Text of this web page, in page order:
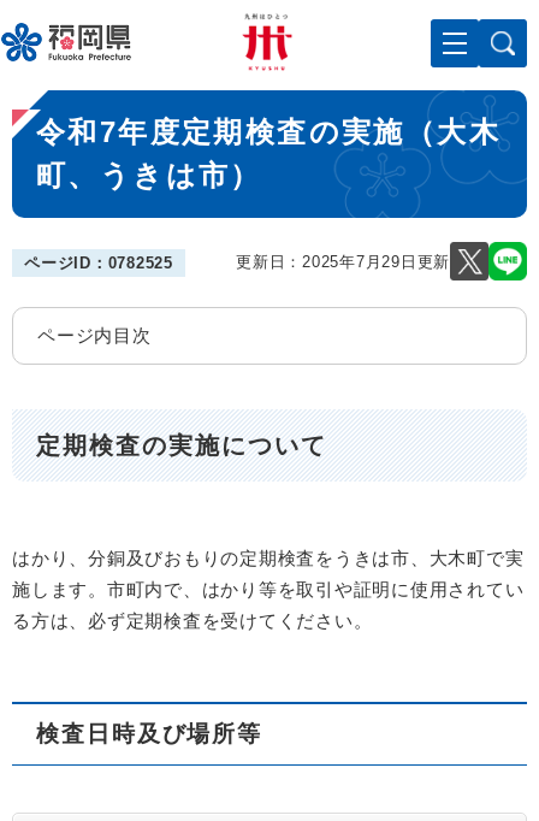
ー
ジ
先
頭
。
メニューを飛ばして本文へ
本
文
令和7年度定期検査の実施（大木
町、うきは市）
ページID：0782525 更新日：2025年7月29日更新
ページ内目次
定期検査の実施について
はかり、分銅及びおもりの定期検査をうきは市、大木町で実
施します。市町内で、はかり等を取引や証明に使用されてい
る方は、必ず定期検査を受けてください。
検査日時及び場所等